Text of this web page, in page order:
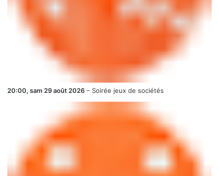
20:00, sam 29 août 2026 – Soirée jeux de sociétés